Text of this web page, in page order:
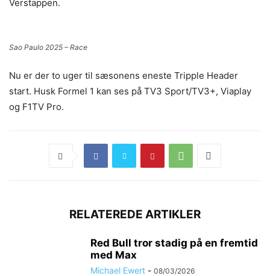
Lando Norris vandt Sao Paulos GP Copyright McLaren Media
Verstappen.
Sao Paulo 2025 – Race
Nu er der to uger til sæsonens eneste Tripple Header
start. Husk Formel 1 kan ses på TV3 Sport/TV3+, Viaplay
og F1TV Pro.
RELATEREDE ARTIKLER
Red Bull tror stadig på en fremtid
med Max
Michael Ewert - 08/03/2026